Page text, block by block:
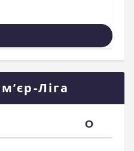
Ліга
О